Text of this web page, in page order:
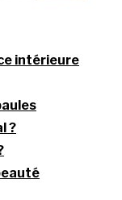
intérieure
?